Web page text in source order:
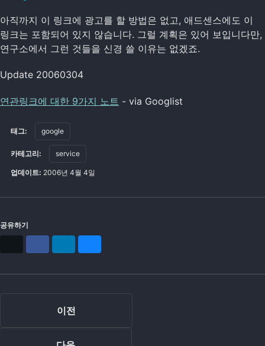
아직까지 이 링크에 광고를 할 방법은 없고, 애드센스에도 이
링크는 포함되어 있지 않습니다. 그럴 계획은 있어 보입니다만,
연구소에서 그런 것들을 신경 쓸 이유는 없겠죠.
Update 20060304
연관링크에 대한 9가지 노트 - via Googlist
태그: google
카테고리: service
업데이트: 2006년 4월 4일
공유하기
이전